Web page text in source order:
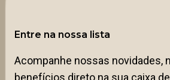
Entre na nossa lista
Acompanhe nossas novidades,
benefícios direto na sua caixa